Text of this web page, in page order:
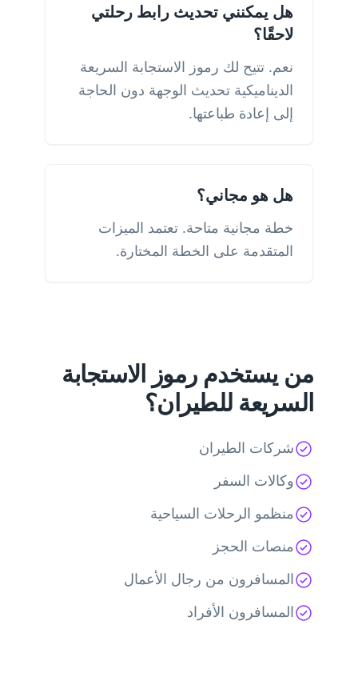
هل يمكنني تحديث رابط رحلتي
لاحقًا؟
نعم. تتيح لك رموز الاستجابة السريعة
الديناميكية تحديث الوجهة دون الحاجة
إلى إعادة طباعتها.
هل هو مجاني؟
خطة مجانية متاحة. تعتمد الميزات
المتقدمة على الخطة المختارة.
من يستخدم رموز الاستجابة
السريعة للطيران؟
شركات الطيران
وكالات السفر
منظمو الرحلات السياحية
منصات الحجز
المسافرون من رجال الأعمال
المسافرون الأفراد